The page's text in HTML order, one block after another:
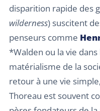
disparition rapide des
wilderness) suscitent
penseurs comme
*Walden ou la vie
matérialisme de la
retour à une vie
Thoreau est souvent